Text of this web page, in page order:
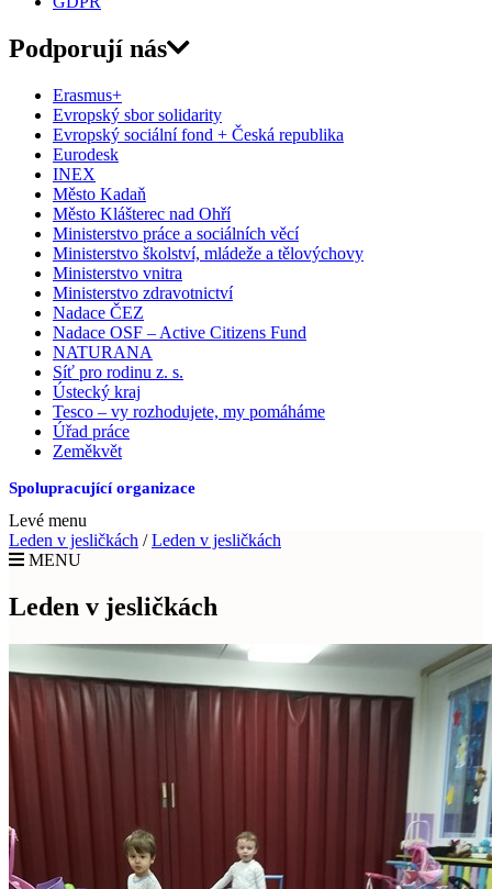
Podporují nás
Erasmus+
Evropský sbor solidarity
Evropský sociální fond + Česká republika
Eurodesk
INEX
Město Kadaň
Město Klášterec nad Ohří
Ministerstvo práce a sociálních věcí
Ministerstvo školství, mládeže a tělovýchovy
Ministerstvo vnitra
Ministerstvo zdravotnictví
Nadace ČEZ
Nadace OSF – Active Citizens Fund
NATURANA
Síť pro rodinu z. s.
Ústecký kraj
Tesco – vy rozhodujete, my pomáháme
Úřad práce
Zeměkvět
Spolupracující organizace
Levé menu
Leden v jesličkách /Leden v jesličkách
MENU
Leden v jesličkách